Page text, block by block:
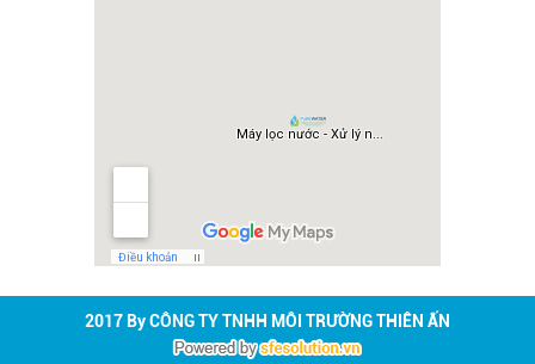
2017 By CÔNG TY TNHH MÔI TRƯỜNG THIÊN ẤN